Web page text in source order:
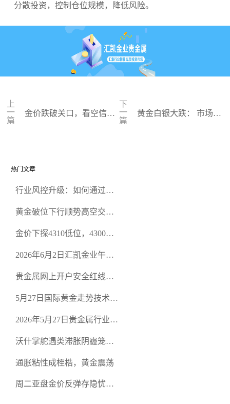
分散投资，控制仓位规模，降低风险。
上
一
篇
金价跌破关口，看空信号
下
一
篇
黄金白银大跌： 市场情
热门文章
行业风控升级：如何通过正
规黄金开户交易平台？
黄金破位下行顺势高空交易
金价下探4310低位，4300关
2026年6月2日汇凯金业午盘
空头清算算法如何布防？
贵金属网上开户安全红线：
恶意洗盘陷阱
5月27日国际黄金走势技术盘
规黄金平台全方位行情解析
2026年5月27日贵金属行业新
正规贵金属开户平台迎开户
热潮
沃什掌舵遇类滞胀阴霾笼
通胀粘性成桎梏，黄金震荡
周二亚盘金价反弹存隐忧，